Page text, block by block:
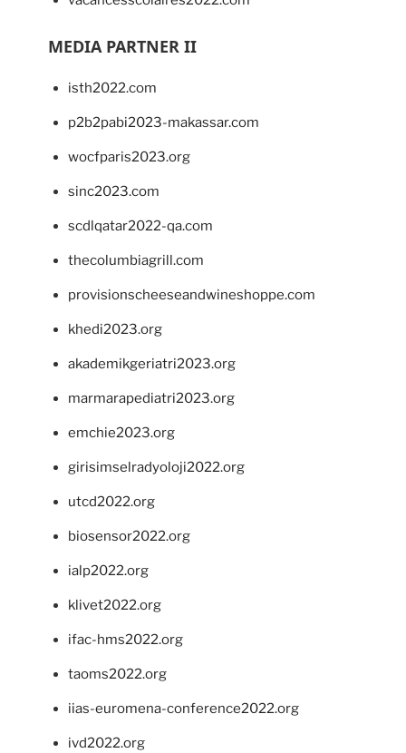
MEDIA PARTNER II
isth2022.com
p2b2pabi2023-makassar.com
wocfparis2023.org
sinc2023.com
scdlqatar2022-qa.com
thecolumbiagrill.com
provisionscheeseandwineshoppe.com
khedi2023.org
akademikgeriatri2023.org
marmarapediatri2023.org
emchie2023.org
girisimselradyoloji2022.org
utcd2022.org
biosensor2022.org
ialp2022.org
klivet2022.org
ifac-hms2022.org
taoms2022.org
iias-euromena-conference2022.org
ivd2022.org